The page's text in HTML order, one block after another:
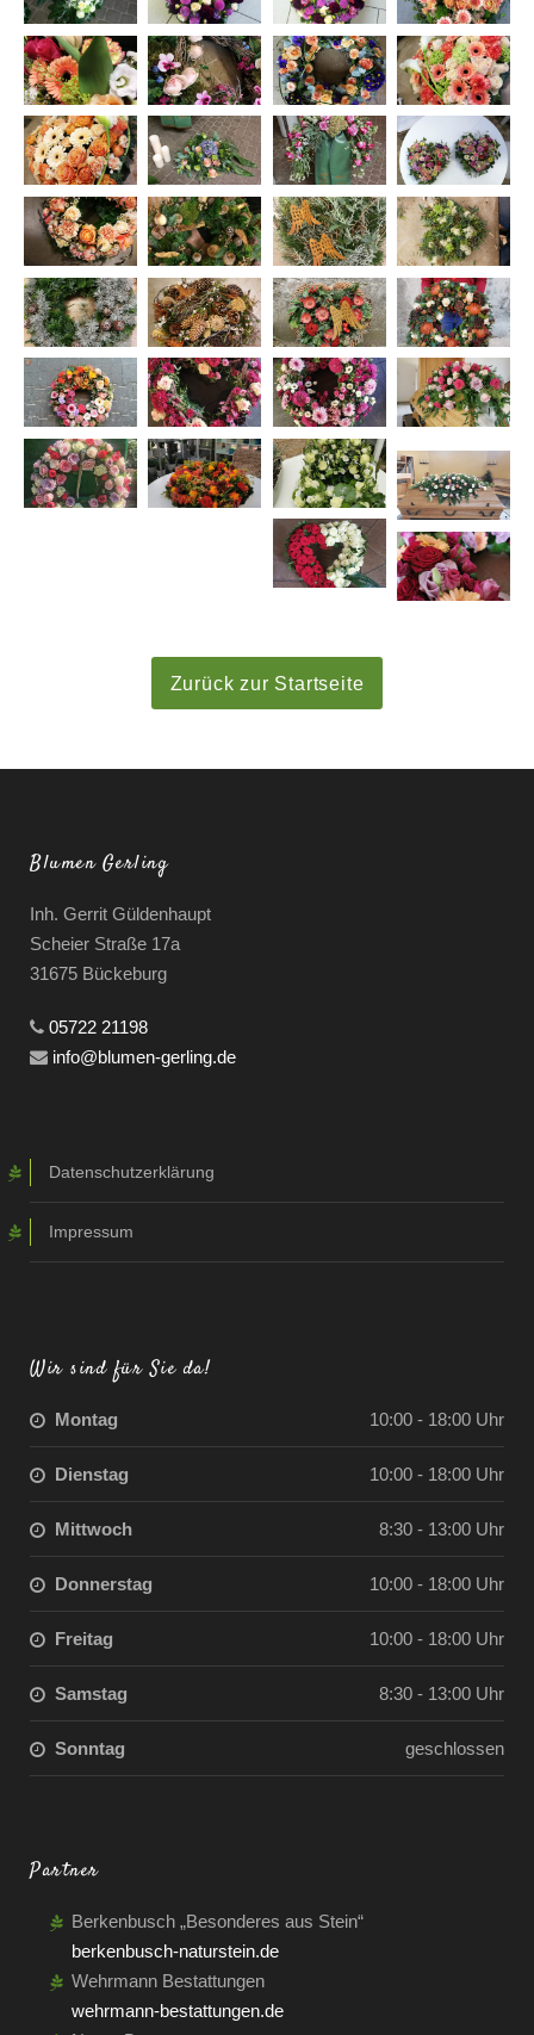
Zurück zur Startseite
Blumen Gerling
Inh. Gerrit Güldenhaupt
Scheier Straße 17a
31675 Bückeburg
05722 21198
info@blumen-gerling.de
Datenschutzerklärung
Impressum
Wir sind für Sie da!
Montag 10:00 - 18:00 Uhr
Dienstag 10:00 - 18:00 Uhr
Mittwoch 8:30 - 13:00 Uhr
Donnerstag 10:00 - 18:00 Uhr
Freitag 10:00 - 18:00 Uhr
Samstag 8:30 - 13:00 Uhr
Sonntag geschlossen
Partner
Berkenbusch „Besonderes aus Stein“
berkenbusch-naturstein.de
Wehrmann Bestattungen
wehrmann-bestattungen.de